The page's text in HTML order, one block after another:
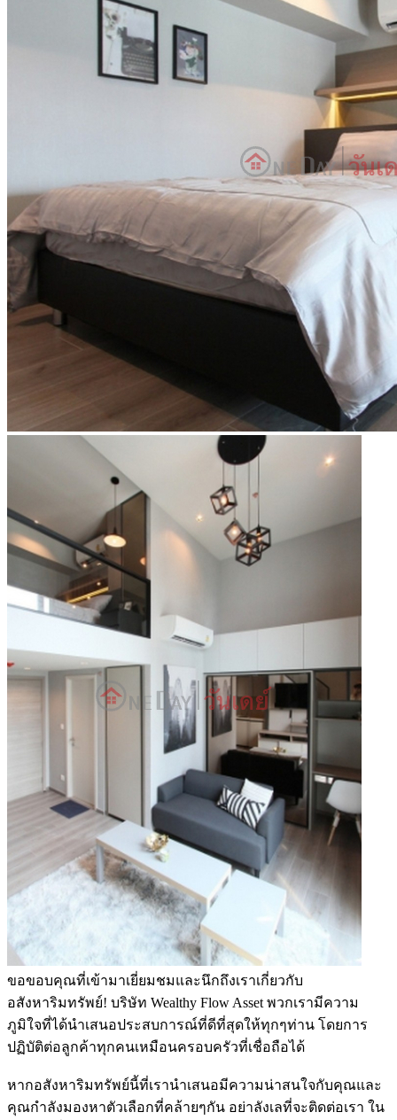
ขอขอบคุณที่เข้ามาเยี่ยมชมและนึกถึงเราเกี่ยวกับ
อสังหาริมทรัพย์! บริษัท Wealthy Flow Asset พวกเรามีความ
ภูมิใจที่ได้นำเสนอประสบการณ์ที่ดีที่สุดให้ทุกๆท่าน โดยการ
ปฏิบัติต่อลูกค้าทุกคนเหมือนครอบครัวที่เชื่อถือได้
หากอสังหาริมทรัพย์นี้ที่เรานำเสนอมีความน่าสนใจกับคุณและ
คุณกำลังมองหาตัวเลือกที่คล้ายๆกัน อย่าลังเลที่จะติดต่อเรา ใน